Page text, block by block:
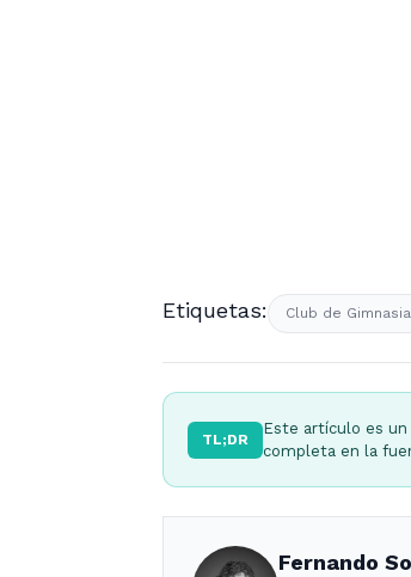
Etiquetas: Club de
TL;DR
Este artículo es
completa en la
Fernando